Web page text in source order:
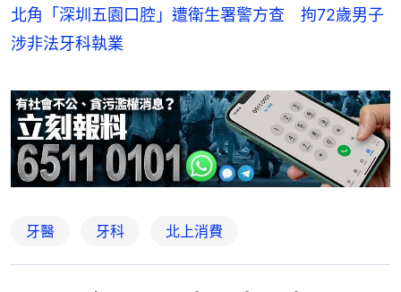
北角「深圳五園口腔」遭衛生署警方查 拘72歲男子
涉非法牙科執業
牙醫 牙科 北上消費